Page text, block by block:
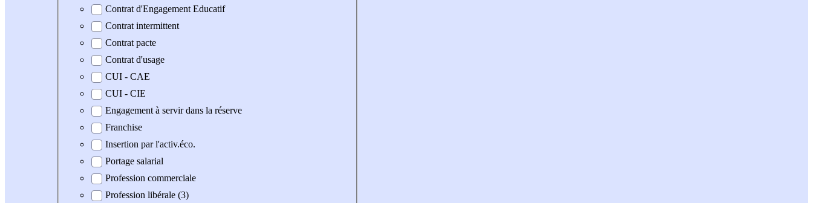
Contrat d'Engagement Educatif
Contrat intermittent
Contrat pacte
Contrat d'usage
CUI - CAE
CUI - CIE
Engagement à servir dans la réserve
Franchise
Insertion par l'activ.éco.
Portage salarial
Profession commerciale
Profession libérale (3)